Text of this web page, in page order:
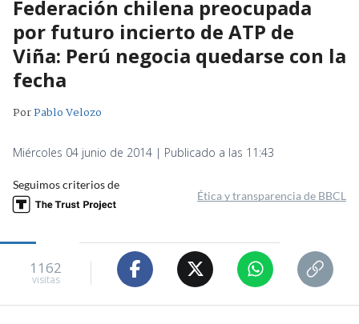
Federación chilena preocupada
por futuro incierto de ATP de
Viña: Perú negocia quedarse con la
fecha
PorPablo Velozo
Miércoles 04 junio de 2014 | Publicado a las 11:43
Seguimos criterios de
Ética y transparencia de BBCL
1162
visitas